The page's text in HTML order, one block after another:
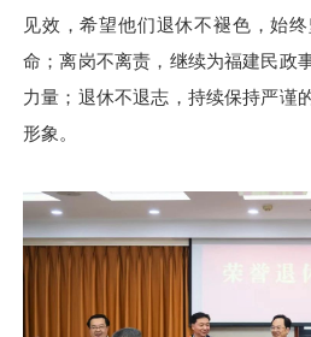
见效，希望他们退休不褪色，始
命；离岗不离责，继续为福建民政
力量；退休不退志，持续保持严谨
形象。